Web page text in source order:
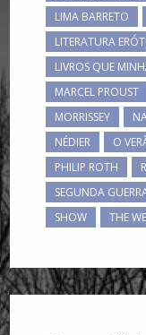
LIMA BARRETO
LITERATURA
LIVROS QUE
MARCEL PROUST
MORRISSEY
NÉDIER
O
PHILIP ROTH
SEGUNDA
SHOW
THE